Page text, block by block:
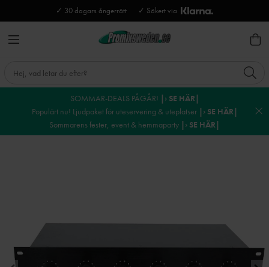
✓ 30 dagars ångerrätt ✓ Säkert via
SOMMAR-DEALS PÅGÅR! |› SE HÄR|
Populärt nu! Ljudpaket för uteservering & uteplatser |› SE HÄR|
Sommarens fester, event & hemmaparty |› SE HÄR|